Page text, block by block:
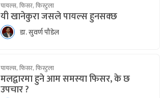
पायल्स, फिसर, फिस्टुला
यी खानेकुरा जसले पायल्स हुनसक्छ
डा. सुवर्ण पौडेल
पायल्स, फिसर, फिस्टुला
मलद्वारमा हुने आम समस्या फिसर, के छ
उपचार ?